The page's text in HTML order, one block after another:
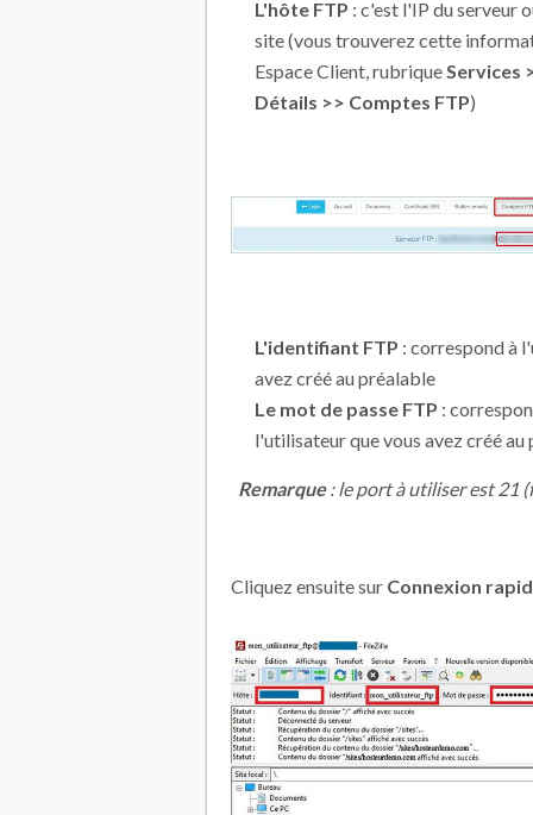
L'hôte FTP : c'est l'IP du serveur
site (vous trouverez cette
Espace Client, rubrique Services
Détails >> Comptes FTP)
L'identifiant FTP : correspond à
avez créé au préalable
Le mot de passe FTP :
l'utilisateur que vous avez créé au
Remarque: le port à utiliser est 21
Cliquez ensuite sur Connexion